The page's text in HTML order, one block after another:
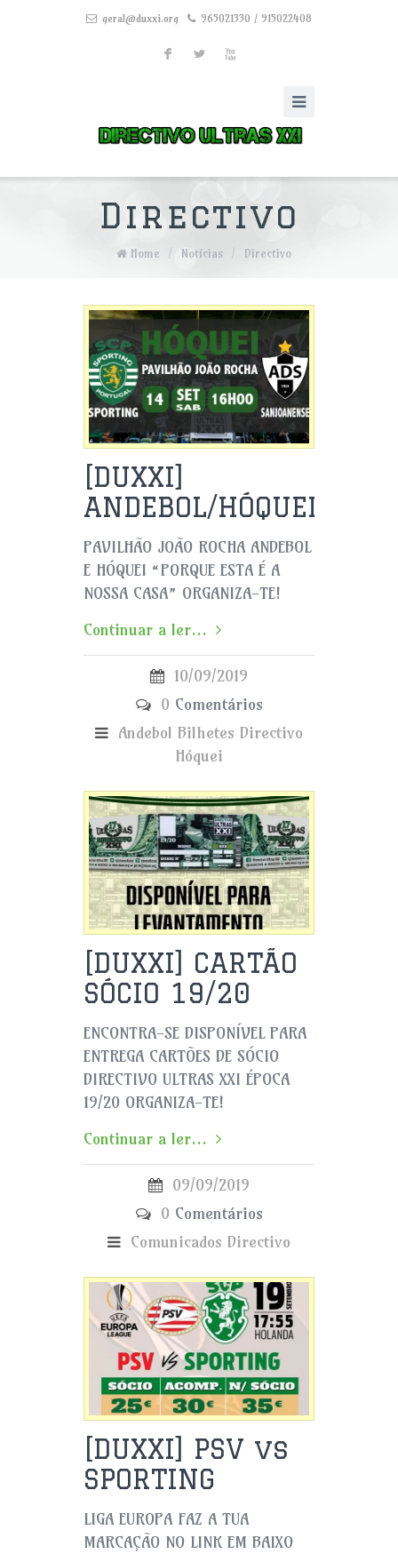
geral@duxxi.org 965021330 / 915022408
F L X
Directivo
Home / Notícias / Directivo
[DUXXI]
ANDEBOL/HÓQUEI
PAVILHÃO JOÃO ROCHA ANDEBOL
E HÓQUEI “PORQUE ESTA É A
NOSSA CASA” ORGANIZA-TE!
Continuar a ler...
10/09/2019
0 Comentários
Andebol Bilhetes Directivo
Hóquei
[DUXXI] CARTÃO
SÓCIO 19/20
ENCONTRA-SE DISPONÍVEL PARA
ENTREGA CARTÕES DE SÓCIO
DIRECTIVO ULTRAS XXI ÉPOCA
19/20 ORGANIZA-TE!
Continuar a ler...
09/09/2019
0 Comentários
Comunicados Directivo
[DUXXI] PSV vs
SPORTING
LIGA EUROPA FAZ A TUA
MARCAÇÃO NO LINK EM BAIXO